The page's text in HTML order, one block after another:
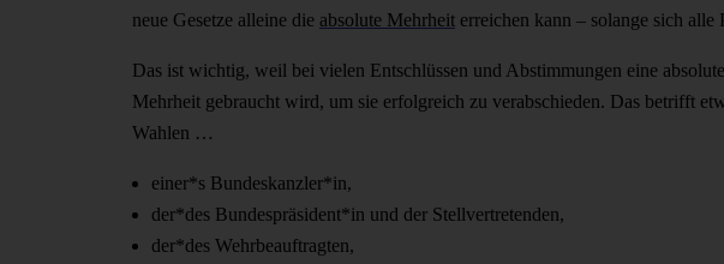
neue Gesetze alleine die absolute Mehrheit erreichen kann – solange sich
Das ist wichtig, weil bei vielen Entschlüssen und Abstimmungen eine absolute
Mehrheit gebraucht wird, um sie erfolgreich zu verabschieden. Das betrifft
Wahlen …
einer*s Bundeskanzler*in,
der*des Bundespräsident*in und der Stellvertretenden,
der*des Wehrbeauftragten,